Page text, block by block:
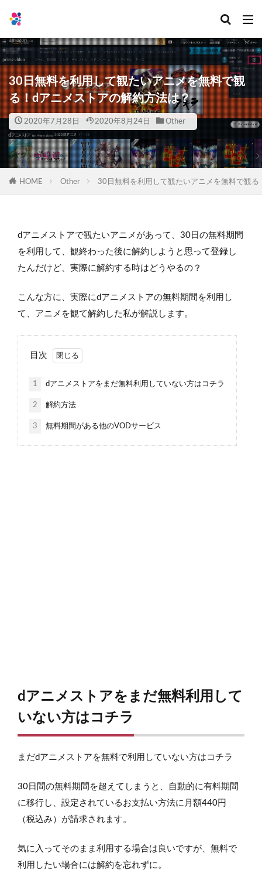
30日無料を利用して観たいアニメを無料で観
る！dアニメストアの解約方法は？
2020年7月28日 2020年8月24日 Other
HOME Other 30日無料を利用して観たいアニメを無料で観
dアニメストアで観たいアニメがあって、30日の無料期間
を利用して、観終わった後に解約しようと思って登録し
たんだけど、実際に解約する時はどうやるの？
こんな方に、実際にdアニメストアの無料期間を利用し
て、アニメを観て解約した私が解説します。
目次
1 dアニメストアをまだ無料利用していない方はコチラ
2 解約方法
3 無料期間がある他のVODサービス
dアニメストアをまだ無料利用して
いない方はコチラ
まだdアニメストアを無料で利用していない方はコチラ
30日間の無料期間を超えてしまうと、自動的に有料期間
に移行し、設定されているお支払い方法に月額440円
（税込み）が請求されます。
気に入ってそのまま利用する場合は良いですが、無料で
利用したい場合には解約を忘れずに。